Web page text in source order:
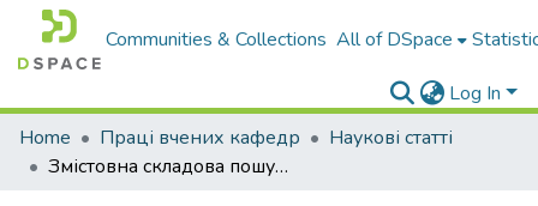
Communities & Collections All of DSpace
Log In
Home
Праці вчених кафедр
Наукові статті
Змістовна складова пошуку ознак кримінальних правопорушень, пов'язаних з незаконним обігом зброї